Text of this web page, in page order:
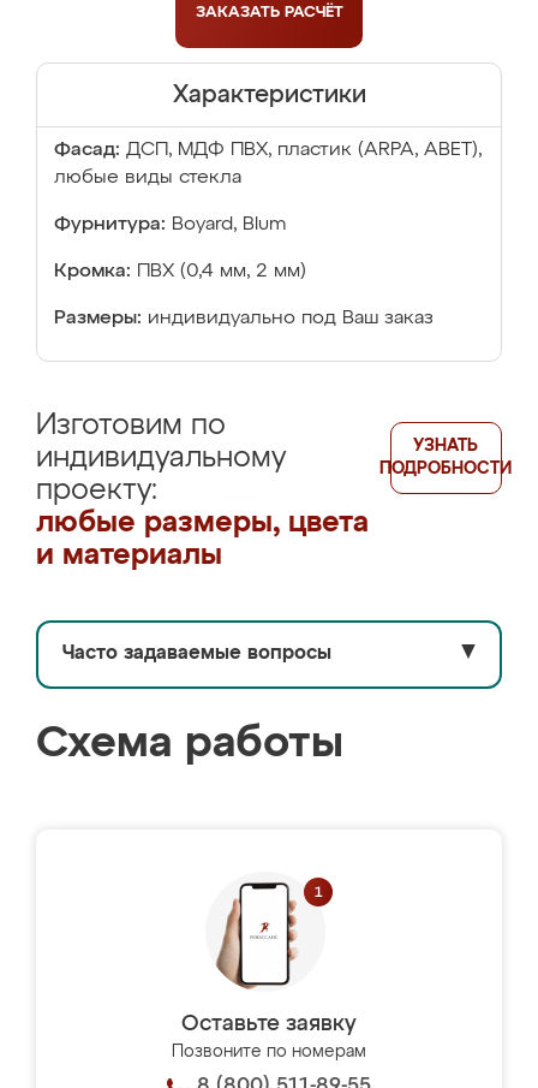
ЗАКАЗАТЬ РАСЧЁТ
Характеристики
Фасад: ДСП, МДФ ПВХ, пластик (ARPA, ABET),
любые виды стекла
Фурнитура: Boyard, Blum
Кромка: ПВХ (0,4 мм, 2 мм)
Размеры: индивидуально под Ваш заказ
Изготовим по
индивидуальному
проекту:
любые размеры, цвета
и материалы
УЗНАТЬ
ПОДРОБНОСТИ
Часто задаваемые вопросы ▼
Схема работы
Оставьте заявку
Позвоните по номерам